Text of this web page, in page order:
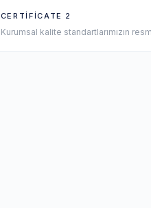
CERTIFICATE 2
Kurumsal kalite standartlarımızın